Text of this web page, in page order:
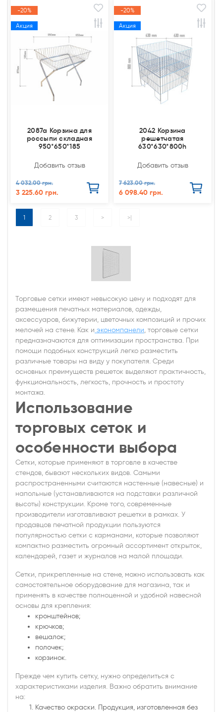
-20%
Акция
2087а Корзина для
россыпи складная
950*650*185
Добавить отзыв
4 032.00 грн.
3 225.60 грн.
-20%
Акция
2042 Корзина
решетчатая
630*630*800h
Добавить отзыв
7 623.00 грн.
6 098.40 грн.
1 2 3 > >|
Торговые сетки имеют невысокую цену и подходят для
размещения печатных материалов, одежды,
аксессуаров, бижутерии, цветочных композиций и прочих
мелочей на стене. Как и экономпанели, торговые сетки
предназначаются для оптимизации пространства. При
помощи подобных конструкций легко разместить
различные товары на виду у покупателя. Среди
основных преимуществ решеток выделяют практичность,
функциональность, легкость, прочность и простоту
монтажа.
Использование
торговых сеток и
особенности выбора
Сетки, которые применяют в торговле в качестве
стендов, бывают нескольких видов. Самыми
распространенными считаются настенные (навесные) и
напольные (устанавливаются на подставки различной
высоты) конструкции. Кроме того, современные
производители изготавливают решетки в рамках. У
продавцов печатной продукции пользуются
популярностью сетки с карманами, которые позволяют
компактно разместить огромный ассортимент открыток,
календарей, газет и журналов на малой площади.
Сетки, прикрепленные на стене, можно использовать как
самостоятельное оборудование для магазина, так и
применять в качестве полноценной и удобной навесной
основы для крепления:
кронштейнов;
крючков;
вешалок;
полочек;
корзинок.
Прежде чем купить сетку, нужно определиться с
характеристиками изделия. Важно обратить внимание
на:
Качество окраски. Продукция, изготовленная без